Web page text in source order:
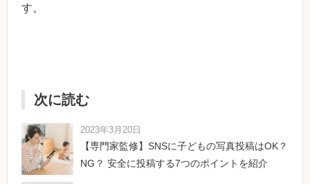
す。
次に読む
2023年3月20日
【専門家監修】SNSに子どもの写真投稿はOK？
NG？ 安全に投稿する7つのポイントを紹介